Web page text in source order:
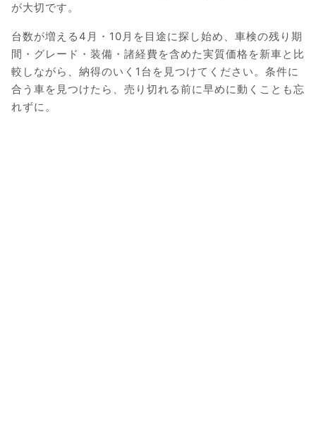
が大切です。
台数が増える4月・10月を目途に探し始め、車検の残り期
間・グレード・装備・諸経費を含めた実質価格を新車と比
較しながら、納得のいく1台を見つけてください。条件に
合う車を見つけたら、売り切れる前に早めに動くことも忘
れずに。